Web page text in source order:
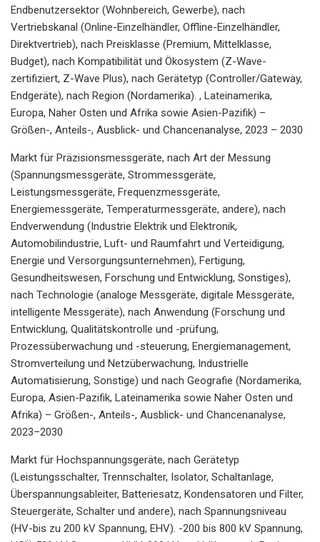
Endbenutzersektor (Wohnbereich, Gewerbe), nach
Vertriebskanal (Online-Einzelhändler, Offline-Einzelhändler,
Direktvertrieb), nach Preisklasse (Premium, Mittelklasse,
Budget), nach Kompatibilität und Ökosystem (Z-Wave-
zertifiziert, Z-Wave Plus), nach Gerätetyp (Controller/Gateway,
Endgeräte), nach Region (Nordamerika). , Lateinamerika,
Europa, Naher Osten und Afrika sowie Asien-Pazifik) –
Größen-, Anteils-, Ausblick- und Chancenanalyse, 2023 – 2030
Markt für Präzisionsmessgeräte, nach Art der Messung
(Spannungsmessgeräte, Strommessgeräte,
Leistungsmessgeräte, Frequenzmessgeräte,
Energiemessgeräte, Temperaturmessgeräte, andere), nach
Endverwendung (Industrie Elektrik und Elektronik,
Automobilindustrie, Luft- und Raumfahrt und Verteidigung,
Energie und Versorgungsunternehmen), Fertigung,
Gesundheitswesen, Forschung und Entwicklung, Sonstiges),
nach Technologie (analoge Messgeräte, digitale Messgeräte,
intelligente Messgeräte), nach Anwendung (Forschung und
Entwicklung, Qualitätskontrolle und -prüfung,
Prozessüberwachung und -steuerung, Energiemanagement,
Stromverteilung und Netzüberwachung, Industrielle
Automatisierung, Sonstige) und nach Geografie (Nordamerika,
Europa, Asien-Pazifik, Lateinamerika sowie Naher Osten und
Afrika) – Größen-, Anteils-, Ausblick- und Chancenanalyse,
2023–2030
Markt für Hochspannungsgeräte, nach Gerätetyp
(Leistungsschalter, Trennschalter, Isolator, Schaltanlage,
Überspannungsableiter, Batteriesatz, Kondensatoren und Filter,
Steuergeräte, Schalter und andere), nach Spannungsniveau
(HV-bis zu 200 kV Spannung, EHV). -200 bis 800 kV Spannung,